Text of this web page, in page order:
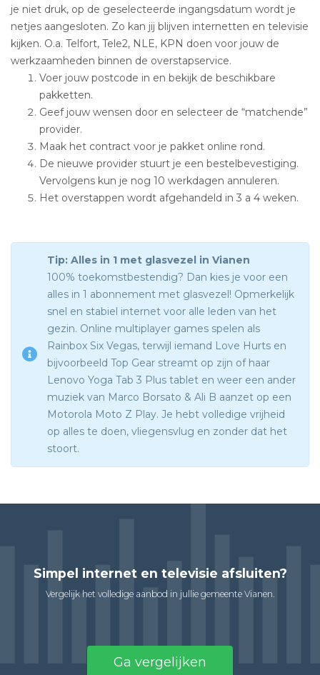
je niet druk, op de geselecteerde ingangsdatum wordt je
netjes aangesloten. Zo kan jij blijven internetten en televisie
kijken. O.a. Telfort, Tele2, NLE, KPN doen voor jouw de
werkzaamheden binnen de overstapservice.
Voer jouw postcode in en bekijk de beschikbare
pakketten.
Geef jouw wensen door en selecteer de “matchende”
provider.
Maak het contract voor je pakket online rond.
De nieuwe provider stuurt je een bestelbevestiging.
Vervolgens kun je nog 10 werkdagen annuleren.
Het overstappen wordt afgehandeld in 3 a 4 weken.
Tip: Alles in 1 met glasvezel in Vianen
100% toekomstbestendig? Dan kies je voor een
alles in 1 abonnement met glasvezel! Opmerkelijk
snel en stabiel internet voor alle leden van het
gezin. Online multiplayer games spelen als
Rainbox Six Vegas, terwijl iemand Love Hurts en
bijvoorbeeld Top Gear streamt op zijn of haar
Lenovo Yoga Tab 3 Plus tablet en weer een ander
muziek van Marco Borsato & Ali B aanzet op een
Motorola Moto Z Play. Je hebt volledige vrijheid
op alles te doen, vliegensvlug en zonder dat het
stoort.
Simpel internet en televisie afsluiten?
Vergelijk het volledige aanbod in jullie gemeente Vianen.
Ga vergelijken